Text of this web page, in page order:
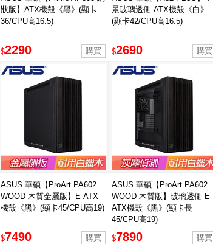
狀版】ATX機殼《黑》(顯卡
36/CPU高16.5)
$2290
景玻璃透側 ATX機殼《白》
(顯卡42/CPU高16.5)
$2690
ASUS 華碩【ProArt PA602
WOOD 木質金屬版】E-ATX
機殼《黑》(顯卡45/CPU高19)
$7490
ASUS 華碩【ProArt PA602
WOOD 木質版】玻璃透側 E-
ATX機殼《黑》(顯卡長
45/CPU高19)
$7890